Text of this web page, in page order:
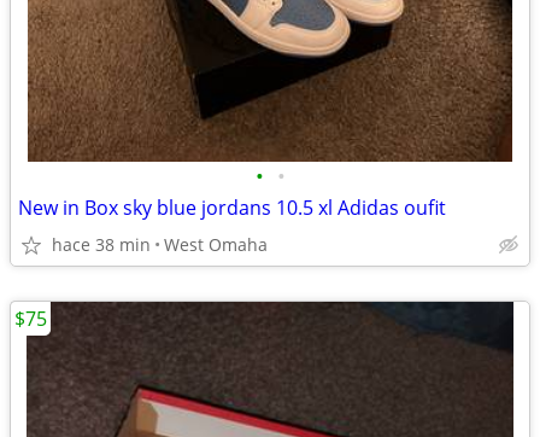
• •
New in Box sky blue jordans 10.5 xl Adidas oufit
hace 38 min West Omaha
$75